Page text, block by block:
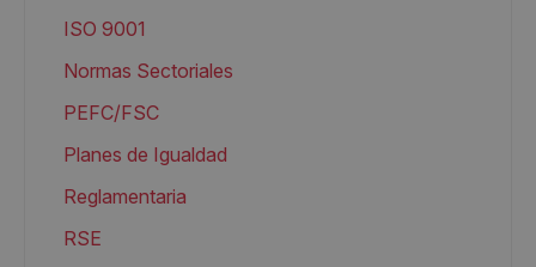
ISO 9001
Normas Sectoriales
PEFC/FSC
Planes de Igualdad
Reglamentaria
RSE